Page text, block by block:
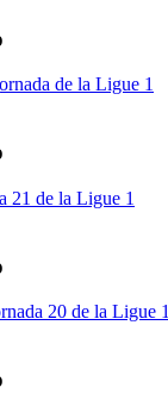
de la Ligue 1
21 de la Ligue 1
20 de la Ligue 1